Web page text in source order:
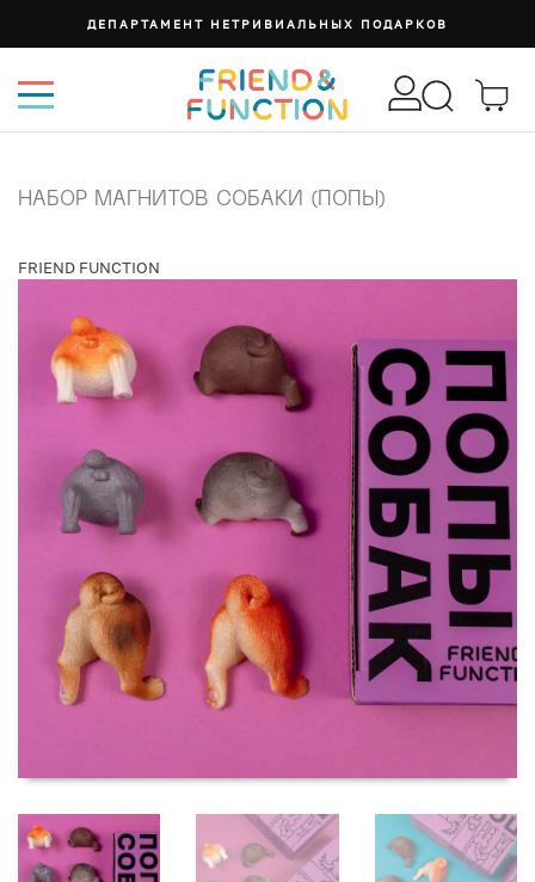
ДЕПАРТАМЕНТ НЕТРИВИАЛЬНЫХ ПОДАРКОВ
НАБОР МАГНИТОВ СОБАКИ (ПОПЫ)
FRIEND FUNCTION